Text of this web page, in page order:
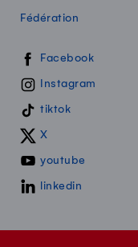
Fédération
Swissmilk sur les
Facebook
Instagram
tiktok
X
youtube
linkedin